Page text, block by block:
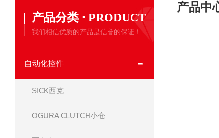
产品分类 · PRODUCT
我们相信优质的产品是信誉的保证！
自动化控件
SICK西克
OGURA CLUTCH小仓
产品中